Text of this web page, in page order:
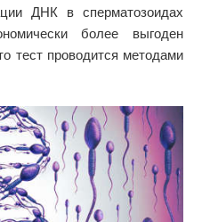
ДНК в сперматозоидах
более выгоден
тест проводится методами